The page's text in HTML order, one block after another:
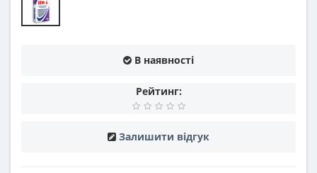
В наявності
Рейтинг:
Залишити відгук